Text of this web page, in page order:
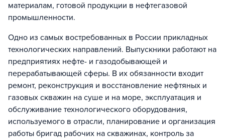
материалам, готовой продукции в нефтегазовой
промышленности.
Одно из самых востребованных в России прикладных
технологических направлений. Выпускники работают на
предприятиях нефте- и газодобывающей и
перерабатывающей сферы. В их обязанности входит
ремонт, реконструкция и восстановление нефтяных и
газовых скважин на суше и на море, эксплуатация и
обслуживание технологического оборудования,
используемого в отрасли, планирование и организация
работы бригад рабочих на скважинах, контроль за